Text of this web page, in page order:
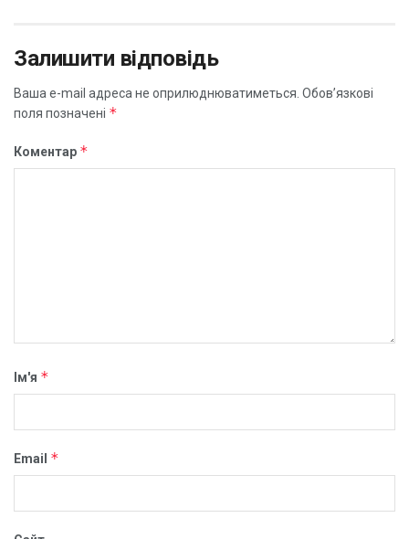
Залишити відповідь
Ваша e-mail адреса не оприлюднюватиметься. Обов’язкові
поля позначені *
Коментар *
Ім'я *
Email *